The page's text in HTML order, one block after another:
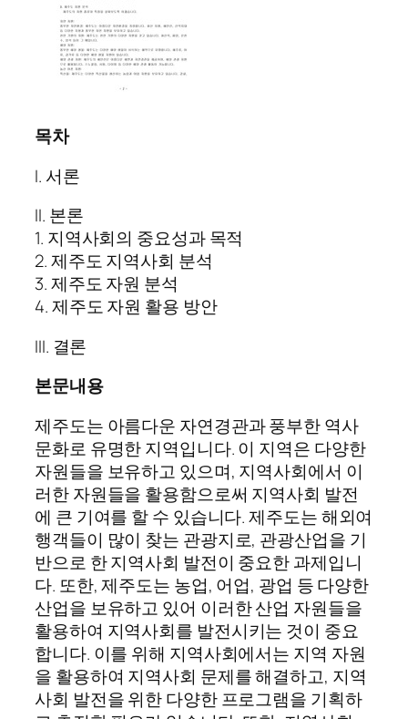
목차
I. 서론
II. 본론
1. 지역사회의 중요성과 목적
2. 제주도 지역사회 분석
3. 제주도 자원 분석
4. 제주도 자원 활용 방안
III. 결론
본문내용
제주도는 아름다운 자연경관과 풍부한 역사
문화로 유명한 지역입니다. 이 지역은 다양한
자원들을 보유하고 있으며, 지역사회에서 이
러한 자원들을 활용함으로써 지역사회 발전
에 큰 기여를 할 수 있습니다. 제주도는 해외여
행객들이 많이 찾는 관광지로, 관광산업을 기
반으로 한 지역사회 발전이 중요한 과제입니
다. 또한, 제주도는 농업, 어업, 광업 등 다양한
산업을 보유하고 있어 이러한 산업 자원들을
활용하여 지역사회를 발전시키는 것이 중요
합니다. 이를 위해 지역사회에서는 지역 자원
을 활용하여 지역사회 문제를 해결하고, 지역
사회 발전을 위한 다양한 프로그램을 기획하